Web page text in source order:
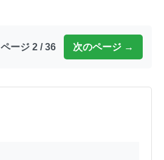
ページ 2 / 36 次のページ →